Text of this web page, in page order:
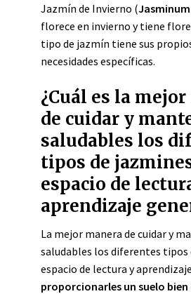
Jazmín de Invierno (
florece en invierno y tiene
tipo de jazmín tiene sus
necesidades específicas.
¿Cuál es la
de cuidar y
saludables los
tipos de
espacio de
aprendizaje
La mejor manera de cuidar y
saludables los diferentes tipos
espacio de lectura y
proporcionarles un suelo bien